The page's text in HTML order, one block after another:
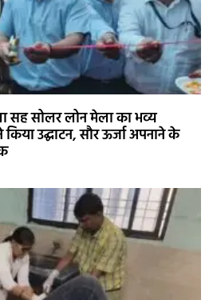
सह सोलर लोन मेला का भव्य
उद्घाटन, सौर ऊर्जा अपनाने के